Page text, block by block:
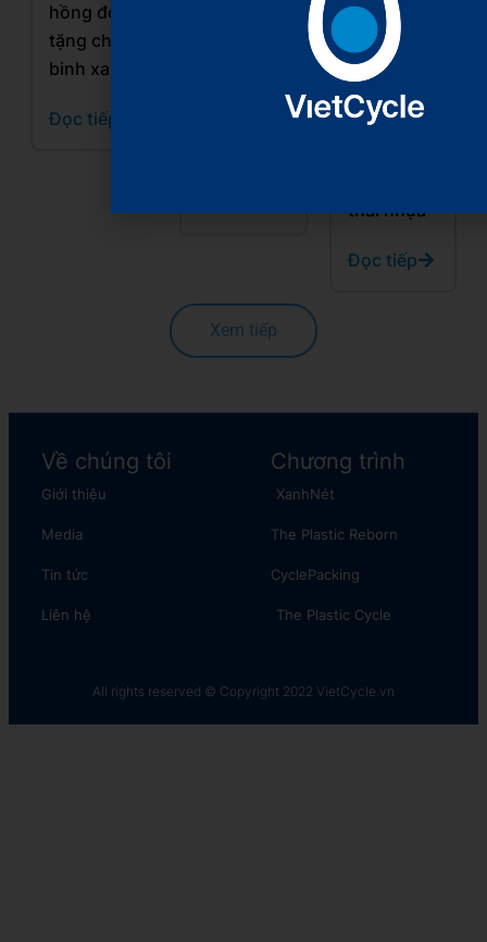
hồng đỏ
tặng chiến
binh xanh
Đọc tiếp
Những
“Chiến
binh xanh”
và hành
trình 5
thải nhựa
Đọc tiếp
Xem tiếp
Về chúng tôi
Giới thiệu
Media
Tin tức
Liên hệ
Chương trình
XanhNét
The Plastic Reborn
CyclePacking
The Plastic Cycle​
All rights reserved © Copyright 2022 VietCycle.vn